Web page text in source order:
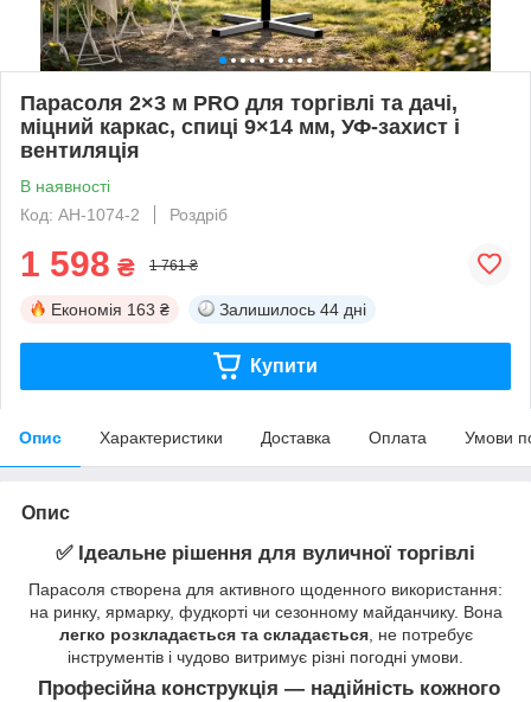
Парасоля 2×3 м PRO для торгівлі та дачі,
міцний каркас, спиці 9×14 мм, УФ-захист і
вентиляція
В наявності
Код: AH-1074-2
Роздріб
1 598 ₴ 1 761 ₴
Економія 163 ₴ Залишилось 44 дні
Купити
Опис Характеристики Доставка Оплата Умови
Опис
✅ Ідеальне рішення для вуличної торгівлі
Парасоля створена для активного щоденного використання:
на ринку, ярмарку, фудкорті чи сезонному майданчику. Вона
легко розкладається та складається, не потребує
інструментів і чудово витримує різні погодні умови.
Професійна конструкція — надійність кожного